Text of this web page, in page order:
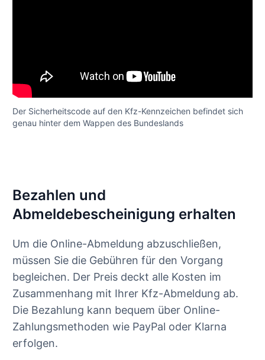
Der Sicherheitscode auf den Kfz-Kennzeichen befindet sich
genau hinter dem Wappen des Bundeslands
Bezahlen und
Abmeldebescheinigung erhalten
Um die Online-Abmeldung abzuschließen,
müssen Sie die Gebühren für den Vorgang
begleichen. Der Preis deckt alle Kosten im
Zusammenhang mit Ihrer Kfz-Abmeldung ab.
Die Bezahlung kann bequem über Online-
Zahlungsmethoden wie PayPal oder Klarna
erfolgen.